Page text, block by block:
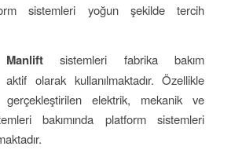
sistemleri yoğun şekilde tercih
sistemleri fabrika bakım
aktif olarak kullanılmaktadır. Özellikle
elektrik, mekanik ve
bakımında platform sistemleri